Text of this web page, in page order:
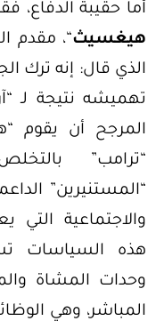
أما حقيبة الدفاع،
هيغسيث“، مقدم
تهميشه نتيجة لـ
المرجح أن يقوم
“ترامب”
“المستنيرين”
والاجتماعية التي
هذه السياسات
وحدات المشاة
المباشر، وهي